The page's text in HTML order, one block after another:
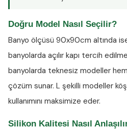
Doğru Model Nasıl Seçilir?
Banyo ölçüsü 90x90cm altında
banyolarda açılır kapı tercih
banyolarda teknesiz modeller
çözüm sunar. L şekilli modeller
kullanımını maksimize eder.
Silikon Kalitesi Nasıl